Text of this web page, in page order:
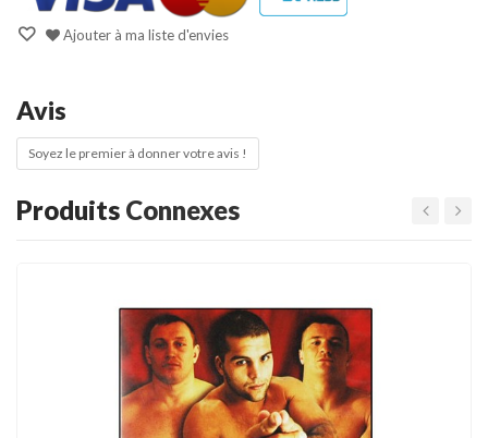
Ajouter à ma liste d'envies
Avis
Soyez le premier à donner votre avis !
Produits Connexes